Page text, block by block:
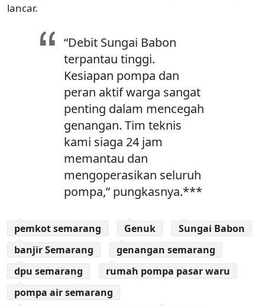
lancar.
“Debit Sungai Babon
terpantau tinggi.
Kesiapan pompa dan
peran aktif warga sangat
penting dalam mencegah
genangan. Tim teknis
kami siaga 24 jam
memantau dan
mengoperasikan seluruh
pompa,” pungkasnya.***
pemkot semarang Genuk
Sungai Babon
banjir Semarang
genangan semarang
dpu semarang
rumah pompa pasar waru
pompa air semarang